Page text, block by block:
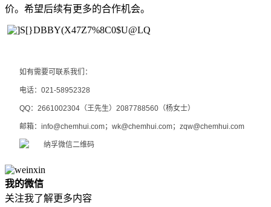
价。希望后续有更多的合作机会。
如有需要可联系我们：
电话： 021-58952328
QQ： 2661002304 （王先生） 2087788560 （杨女士）
邮箱： info@chemhui.com； wk@chemhui.com； zqw@chemhui.com
我的微信
关注我了解更多内容